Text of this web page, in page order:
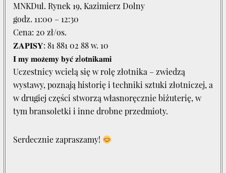
MNKDul. Rynek 19, Kazimierz Dolny
godz. 11:00 – 12:30
Cena: 20 zł/os.
𝐙𝐀𝐏𝐈𝐒𝐘: 81 881 02 88 w. 10
𝐈 𝐦𝐲 𝐦𝐨𝐳̇𝐞𝐦𝐲 𝐛𝐲𝐜́ 𝐳ł𝐨𝐭𝐧𝐢𝐤𝐚𝐦𝐢
Uczestnicy wcielą się w rolę złotnika – zwiedzą
wystawy, poznają historię i techniki sztuki złotniczej, a
w drugiej części stworzą własnoręcznie biżuterię, w
tym bransoletki i inne drobne przedmioty.
Serdecznie zapraszamy!